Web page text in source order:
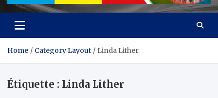
Home Category Layout Linda Lither
Étiquette : Linda Lither